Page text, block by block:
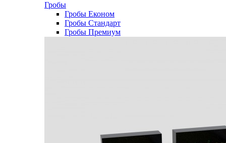
Гробы
Гробы Економ
Гробы Стандарт
Гробы Премиум